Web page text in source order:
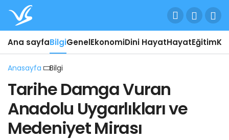
Ana sayfaBilgiGenelEkonomiDini HayatHayatEğitim
Anasayfa Bilgi
Tarihe Damga Vuran
Anadolu Uygarlıkları ve
Medeniyet Mirası